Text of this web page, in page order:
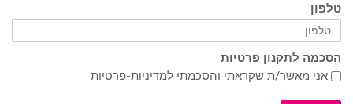
טלפון
הסכמה לתקנון פרטיות
אני מאשר/ת שקראתי והסכמתי למדיניות-פרטיות